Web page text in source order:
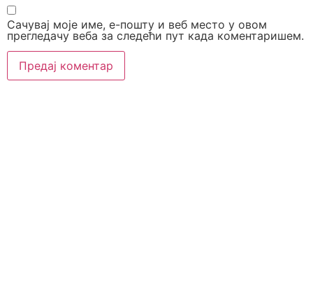
Сачувај моје име, е-пошту и веб место у овом
прегледачу веба за следећи пут када коментаришем.